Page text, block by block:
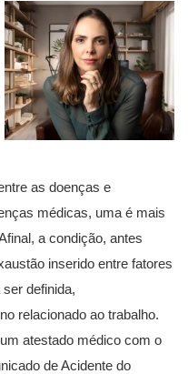
as doenças e
médicas, uma é mais
a condição, antes
inserido entre fatores
definida,
relacionado ao trabalho.
atestado médico com o
de Acidente do